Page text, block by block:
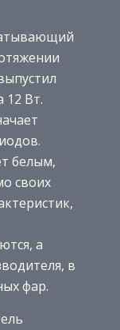
12 Вт.
белым,
своих
а
в
фар.